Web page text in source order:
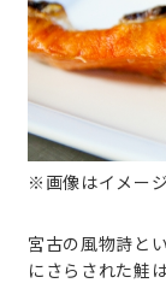
※画像はイメー
宮古の風物詩と
にさらされた鮭